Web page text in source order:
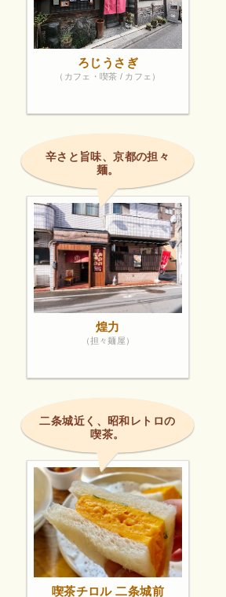
ろじうさぎ
（カフェ・喫茶 / カフェ）
辛さと旨味、京都の担々
麺。
煌力
（担々麺屋）
二条城近く、昭和レトロの
喫茶。
喫茶チロル 二条城前